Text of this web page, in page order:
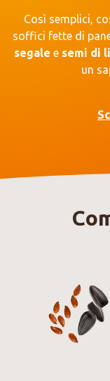
Così semplici,
soffici fette di
segale e semi di
un